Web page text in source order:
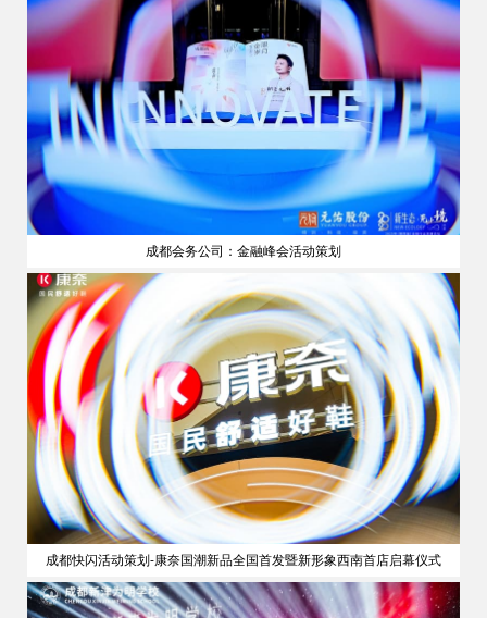
成都会务公司：金融峰会活动策划
成都快闪活动策划-康奈国潮新品全国首发暨新形象西南首店启幕仪式